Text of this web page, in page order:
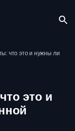
что это и нужны ли
это и